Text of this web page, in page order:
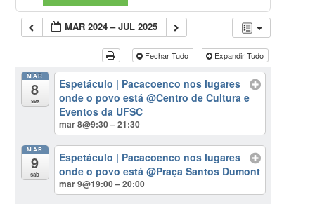
MAR 2024 – JUL 2025
Fechar Tudo Expandir Tudo
MAR
8
sex
Espetáculo | Pacacoenco nos lugares
onde o povo está@Centro de Cultura e
Eventos da UFSC
mar 8@9:30 – 21:30
MAR
9
sáb
Espetáculo | Pacacoenco nos lugares
onde o povo está@Praça Santos Dumont
mar 9@19:00 – 20:00